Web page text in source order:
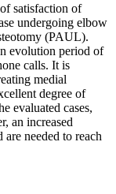
satisfaction of
undergoing elbow
(PAUL).
evolution period of
calls. It is
medial
degree of
evaluated cases,
an increased
needed to reach